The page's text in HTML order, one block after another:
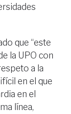
que “este
la UPO con
a la
en el que
en el
línea,